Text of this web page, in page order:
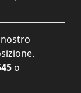
o